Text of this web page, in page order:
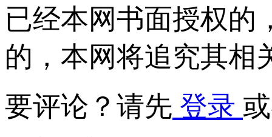
已经本网书面授权的
的，本网将追究其相
要评论？请先 登录